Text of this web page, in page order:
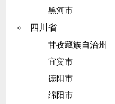
黑河市
四川省
甘孜藏族自治州
宜宾市
德阳市
绵阳市